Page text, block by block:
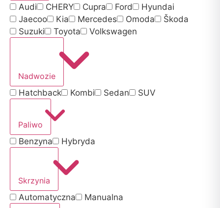
Audi
CHERY Cupra Ford
Hyundai
Jaecoo
Kia Mercedes Omoda
Škoda
Suzuki
Toyota Volkswagen
Nadwozie
Hatchback
Kombi Sedan SUV
Paliwo
Benzyna
Hybryda
Skrzynia
Automatyczna
Manualna